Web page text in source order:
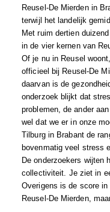
Reusel-De Mierden in
terwijl het landelijk
Met ruim dertien
in de vier kernen van
Of je nu in Reusel
officieel bij Reusel-De
daarvan is de
onderzoek blijkt dat
problemen, de ander
wel dat we er in onze
Tilburg in Brabant de
bovenmatig veel stress
De onderzoekers wijten
collectiviteit. Je ziet in
Overigens is de score
Reusel-De Mierden,